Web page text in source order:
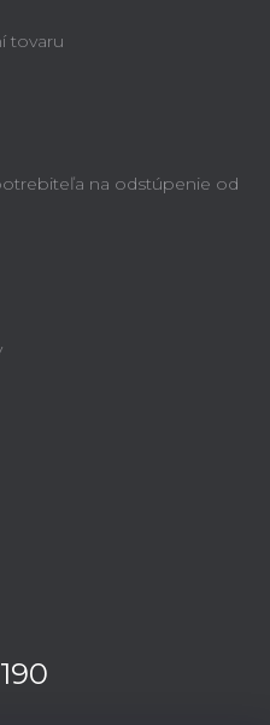
tovaru
na odstúpenie od